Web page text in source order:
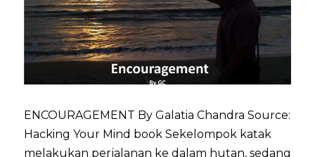
ENCOURAGEMENT By Galatia Chandra Source:
Hacking Your Mind book Sekelompok katak
melakukan perjalanan ke dalam hutan, sedang